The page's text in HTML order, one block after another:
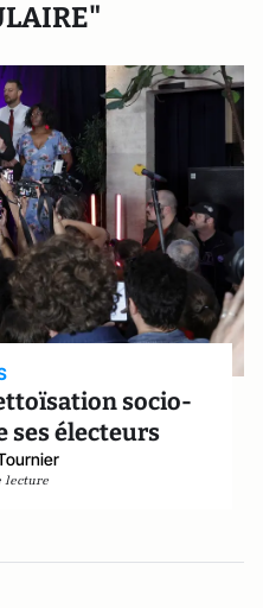
socio-
ses électeurs
lecture